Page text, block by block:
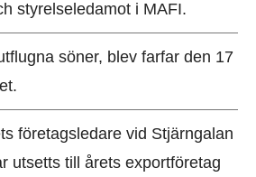
styrelseledamot i MAFI.
söner, blev farfar den 17
företagsledare vid Stjärngalan
utsetts till årets exportföretag